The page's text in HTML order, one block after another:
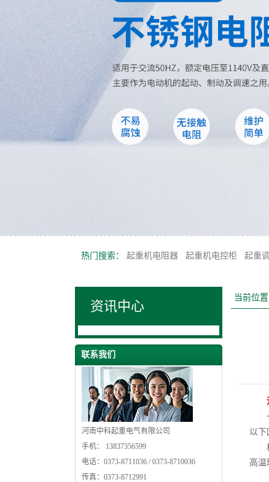
热门搜索： 起重机电阻器 起重机电控柜 起重
资讯中心
联系我们
河南中科起重电气有限公司
手机： 13837356599
电话：0373-8711036 / 0373-8710036
传真：0373-8712991
当前位置
一
以下
材
高温